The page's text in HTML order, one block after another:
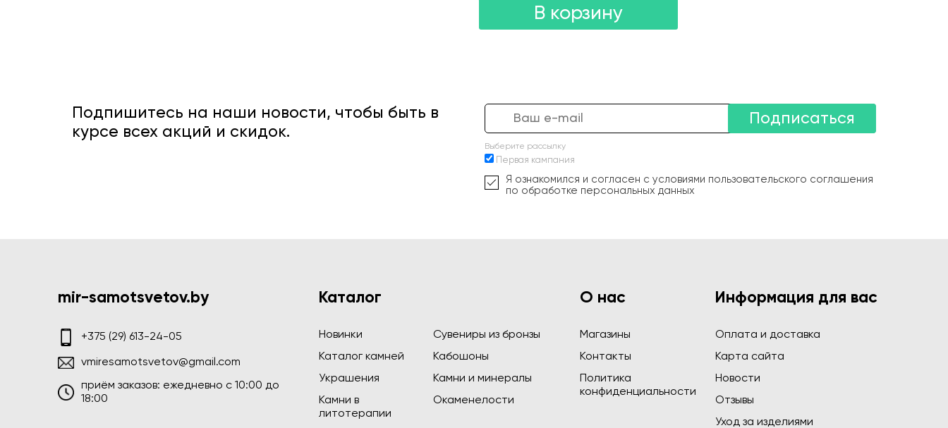
В корзину
Подпишитесь на наши новости, чтобы быть в
курсе всех акций и скидок.
Подписаться
Выберите рассылку
Первая кампания
Я ознакомился и согласен с условиями пользовательского соглашения
по обработке персональных данных
mir-samotsvetov.by
+375 (29) 613-24-05
vmiresamotsvetov@gmail.com
приём заказов: ежедневно c 10:00 до
18:00
Каталог
Новинки
Сувениры из бронзы
Каталог камней
Кабошоны
Украшения
Камни и минералы
Камни в
литотерапии
Окаменелости
О нас
Магазины
Контакты
Политика
конфиденциальности
Информация для вас
Оплата и доставка
Карта сайта
Новости
Отзывы
Уход за изделиями